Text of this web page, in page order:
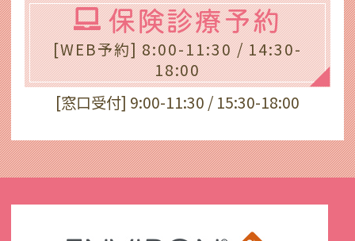
保険診療予約
[WEB予約] 8:00-11:30 / 14:30-
18:00
[窓口受付] 9:00-11:30 / 15:30-18:00